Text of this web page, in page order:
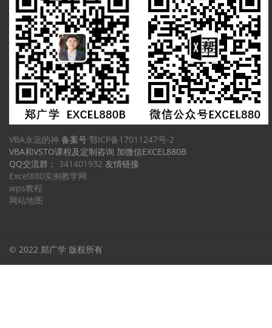
VBA永远的神 备案号 鄂ICP备17011247号-2
VBA和VSTO课程及定制咨询 加微信EXCEL880B
QQ交流群： 341401932 友情链接
Excel880实例教学网
wps教程
网站地图
© 2022 郑广学 版权所有